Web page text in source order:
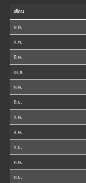
เดือน
ม.ค.
ก.พ.
มี.ค.
เม.ย.
พ.ค.
มิ.ย.
ก.ค.
ส.ค.
ก.ย.
ต.ค.
พ.ย.